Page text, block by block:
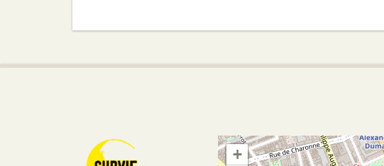
+